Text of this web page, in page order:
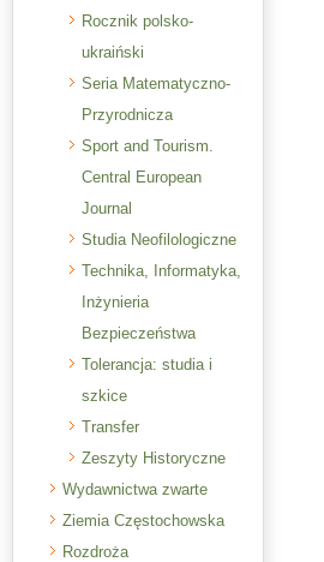
Rocznik polsko-
ukraiński
Seria Matematyczno-
Przyrodnicza
Sport and Tourism.
Central European
Journal
Studia Neofilologiczne
Technika, Informatyka,
Inżynieria
Bezpieczeństwa
Tolerancja: studia i
szkice
Transfer
Zeszyty Historyczne
Wydawnictwa zwarte
Ziemia Częstochowska
Rozdroża